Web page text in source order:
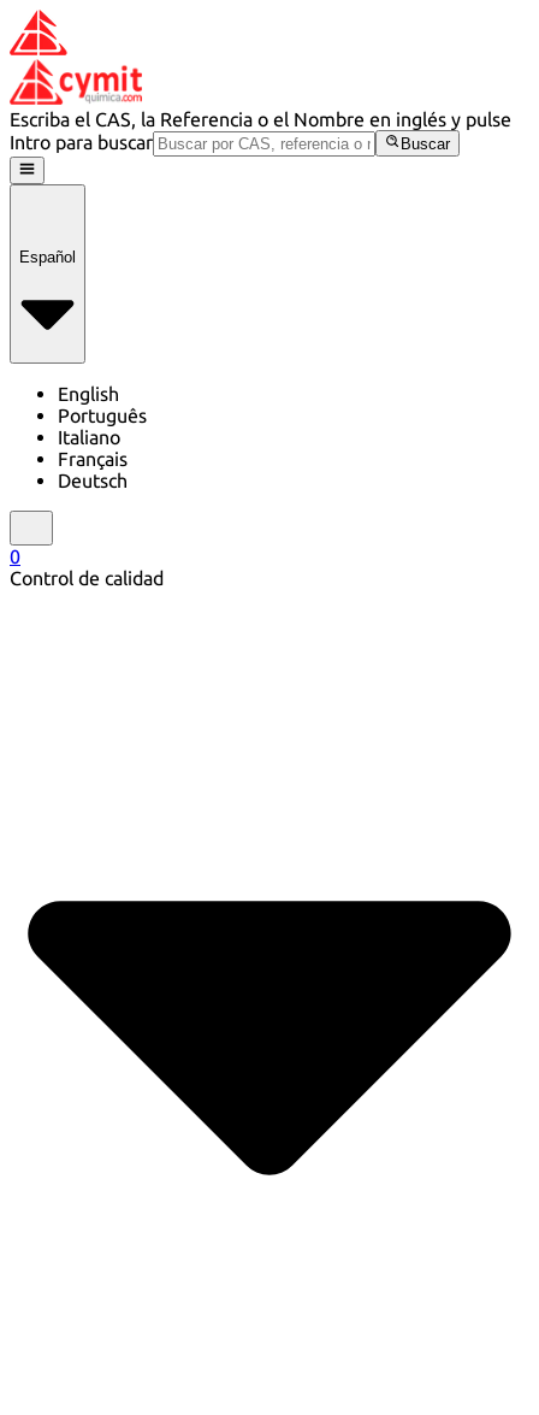
Escriba el CAS, la Referencia o el Nombre en inglés y pulse
Intro para buscar
Buscar
Español
English
Português
Italiano
Français
Deutsch
0
Control de calidad